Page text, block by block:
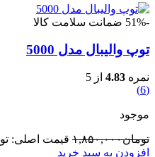
-51% ضمانت سلامت کالا
توپ والیبال مدل 5000
نمره 4.83 از 5
(6)
موجود
تومان۱,۸۵۰,۰۰۰ قیمت اصلی:
افزودن به سبد خرید